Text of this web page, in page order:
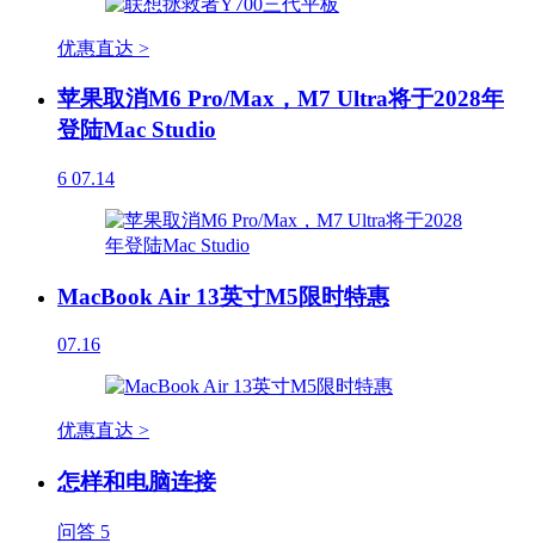
优惠直达 >
苹果取消M6 Pro/Max，M7 Ultra将于2028年
登陆Mac Studio
6 07.14
MacBook Air 13英寸M5限时特惠
07.16
优惠直达 >
怎样和电脑连接
问答 5